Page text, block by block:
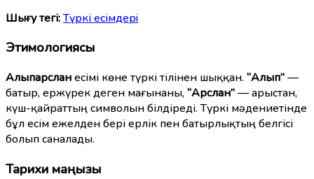
Шығу тегі:Түркі есімдерi
Этимологиясы
Алыпарсланесімі көне түркі тілінен шыққан. “Алып”—
батыр, ержүрек деген мағынаны,“Арслан”— арыстан,
күш-қайраттың символын білдіреді. Түркі мәдениетінде
бұл есім ежелден бері ерлік пен батырлықтың белгісі
болып саналады.
Тарихи маңызы